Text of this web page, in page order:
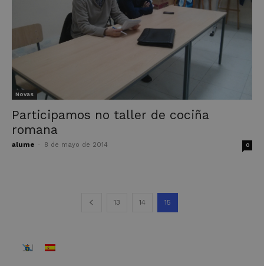
Novas
Participamos no taller de cociña
romana
alume 8 de mayo de 2014 0
13 14 15